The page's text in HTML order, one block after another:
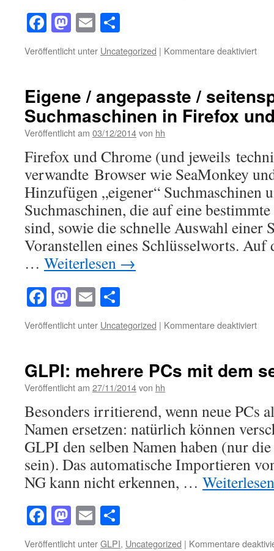
Facebook
Mastodon
Email
Veröffentlicht unter Uncategorized | Kommentare deaktiviertfür
Eigene / angepasste /
Suchmaschinen in Firefox
Veröffentlicht am 03/12/2014von hh
Firefox und Chrome (und jeweils
verwandte Browser wie SeaMonkey
Hinzufügen „eigener“ Suchmaschinen
Suchmaschinen, die auf eine
sind, sowie die schnelle Auswahl einer
Voranstellen eines Schlüsselworts. Auf
… Weiterlesen →
Facebook
Mastodon
Email
Veröffentlicht unter Uncategorized | Kommentare deaktiviertfür
und
GLPI: mehrere PCs mit dem
Veröffentlicht am 27/11/2014von hh
Besonders irritierend, wenn neue PCs
Namen ersetzen: natürlich können
GLPI den selben Namen haben (nur
sein). Das automatische Importieren
NG kann nicht erkennen, …
Facebook
Mastodon
Email
Veröffentlicht unterGLPI, Uncategorized | Kommentare